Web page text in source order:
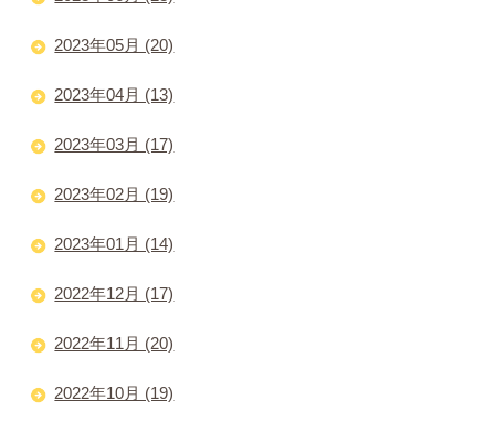
2023年05月 (20)
2023年04月 (13)
2023年03月 (17)
2023年02月 (19)
2023年01月 (14)
2022年12月 (17)
2022年11月 (20)
2022年10月 (19)